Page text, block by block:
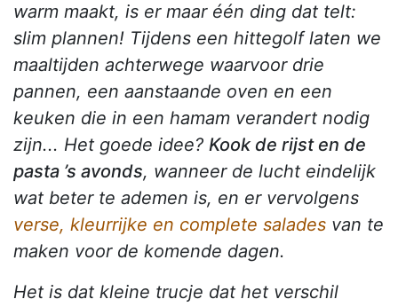
warm maakt, is er maar één ding dat telt:
slim plannen! Tijdens een hittegolf laten we
maaltijden achterwege waarvoor drie
pannen, een aanstaande oven en een
keuken die in een hamam verandert nodig
zijn... Het goede idee? Kook de rijst en de
pasta ’s avonds, wanneer de lucht eindelijk
wat beter te ademen is, en er vervolgens
verse, kleurrijke en complete salades van te
maken voor de komende dagen.
Het is dat kleine trucje dat het verschil